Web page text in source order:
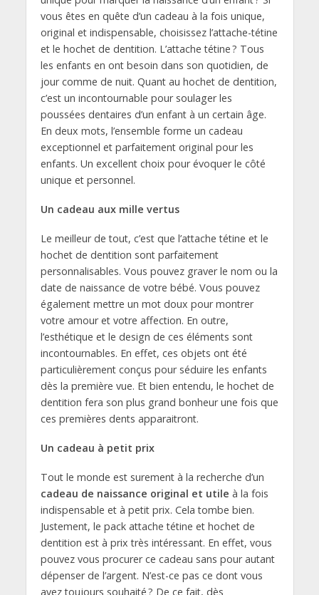
vous êtes en quête d’un cadeau à la fois unique,
original et indispensable, choisissez l’attache-tétine
et le hochet de dentition. L’attache tétine ? Tous
les enfants en ont besoin dans son quotidien, de
jour comme de nuit. Quant au hochet de dentition,
c’est un incontournable pour soulager les
poussées dentaires d’un enfant à un certain âge.
En deux mots, l’ensemble forme un cadeau
exceptionnel et parfaitement original pour les
enfants. Un excellent choix pour évoquer le côté
unique et personnel.
Un cadeau aux mille vertus
Le meilleur de tout, c’est que l’attache tétine et le
hochet de dentition sont parfaitement
personnalisables. Vous pouvez graver le nom ou la
date de naissance de votre bébé. Vous pouvez
également mettre un mot doux pour montrer
votre amour et votre affection. En outre,
l’esthétique et le design de ces éléments sont
incontournables. En effet, ces objets ont été
particulièrement conçus pour séduire les enfants
dès la première vue. Et bien entendu, le hochet de
dentition fera son plus grand bonheur une fois que
ces premières dents apparaitront.
Un cadeau à petit prix
Tout le monde est surement à la recherche d’un
cadeau de naissance original et utile à la fois
indispensable et à petit prix. Cela tombe bien.
Justement, le pack attache tétine et hochet de
dentition est à prix très intéressant. En effet, vous
pouvez vous procurer ce cadeau sans pour autant
dépenser de l’argent. N’est-ce pas ce dont vous
avez toujours souhaité ? De ce fait, dès